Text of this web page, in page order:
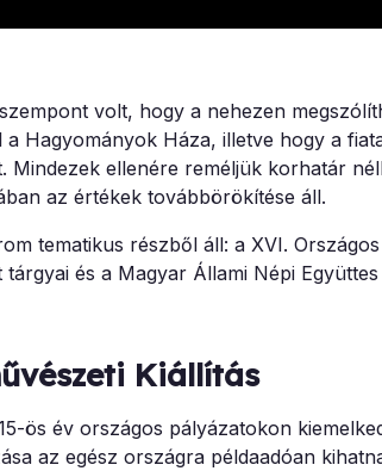
volt, hogy a nehezen
Hagyományok Háza, illetve hogy a
Mindezek ellenére reméljük korhatár
az értékek továbbörökítése áll.
tematikus részből áll: a XVI.
és a Magyar Állami Népi
Kiállítás
ös év országos pályázatokon
az egész országra példaadóan